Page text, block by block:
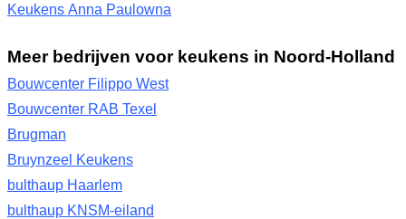
Keukens Anna Paulowna
Meer bedrijven voor keukens in Noord-Holland
Bouwcenter Filippo West
Bouwcenter RAB Texel
Brugman
Bruynzeel Keukens
bulthaup Haarlem
bulthaup KNSM-eiland